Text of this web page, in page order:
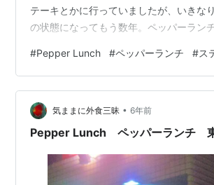
テーキとかに行っていましたが、いきな
の状態になってもう数年。ペッパーラン
なった代わりに、ビーフステーキになっ
（笑） もちろん200gとか250gとかは無
#Pepper Lunch #ペッパーランチ #ス
気ままに外食三昧 • 6年前
Pepper Lunch ペッパーランチ